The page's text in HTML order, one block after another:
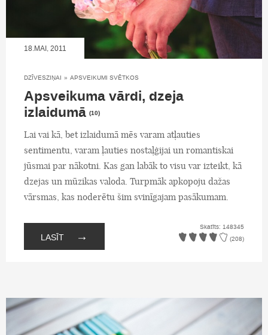
18.MAI, 2011
DZĪVESZIŅAI » APSVEIKUMI SVĒTKOS
Apsveikuma vārdi, dzeja
izlaidumā (10)
Lai vai kā, bet izlaidumā mēs varam atļauties
sentimentu, varam ļauties nostaļģijai un romantiskai
jūsmai par nākotni. Kas gan labāk to visu var izteikt, kā
dzejas un mūzikas valoda. Turpmāk apkopoju dažas
vārsmas, kas noderētu šim svinīgajam pasākumam.
LASĪT →
Skatīts: 148345
(208)